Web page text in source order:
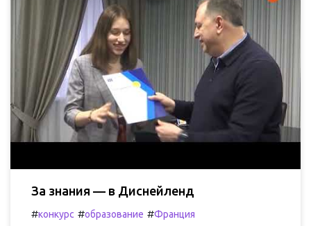
За знания — в Диснейленд
#конкурс #образование #Франция